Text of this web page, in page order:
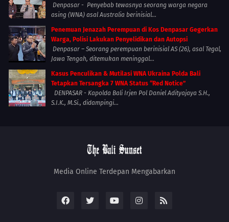
Denpasar - Penyebab tewasnya seorang warga negara
asing (WNA) asal Australia berinisial...
Penemuan Jenazah Perempuan di Kos Denpasar Gegerkan
Warga, Polisi Lakukan Penyelidikan dan Autopsi
Denpasar – Seorang perempuan berinisial AS (26), asal Tegal,
Jawa Tengah, ditemukan meninggal...
Kasus Penculikan & Mutilasi WNA Ukraina Polda Bali
Tetapkan Tersangka 7 WNA Status “Red Notice”
DENPASAR - Kapolda Bali Irjen Pol Daniel Adityajaya S.H.,
S.I.K., M.Si., didampingi...
Media Online Terdepan Mengabarkan